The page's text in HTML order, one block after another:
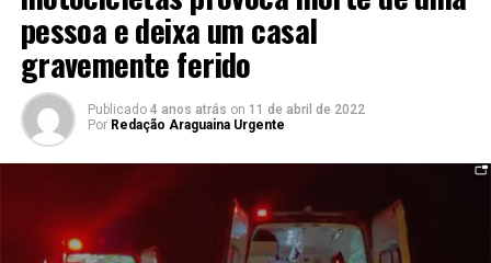
pessoa e deixa um casal
gravemente ferido
Publicado 4 anos atrás on 11 de abril de 2022
Por Redação Araguaina Urgente